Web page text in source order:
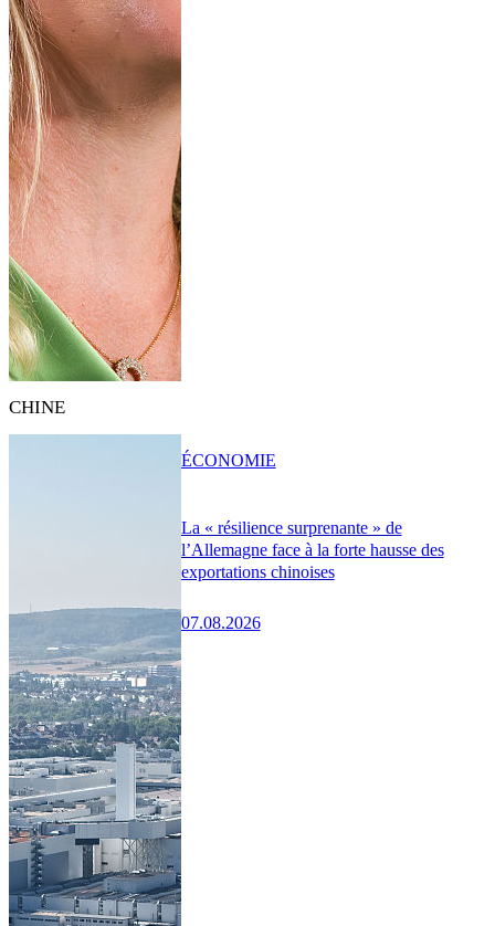
CHINE
La « résilience surprenante » de
l’Allemagne face à la forte hausse des
exportations chinoises
07.08.2026
ÉCONOMIE